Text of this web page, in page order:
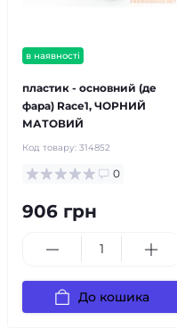
в наявності
пластик - основний (де
фара) Race1, ЧОРНИЙ
МАТОВИЙ
Код товару: 314852
0
906 грн
До кошика